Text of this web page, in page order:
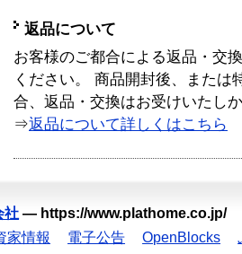
返品について
お客様のご都合による返品・交
ください。 商品開封後、または
合、返品・交換はお受けいたし
⇒返品について詳しくはこちら
社 — https://www.plathome.co.jp/
家情報 電子公告 OpenBlocks